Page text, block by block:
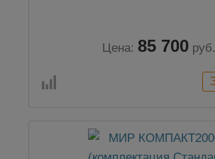
Цена: 85 700 руб.